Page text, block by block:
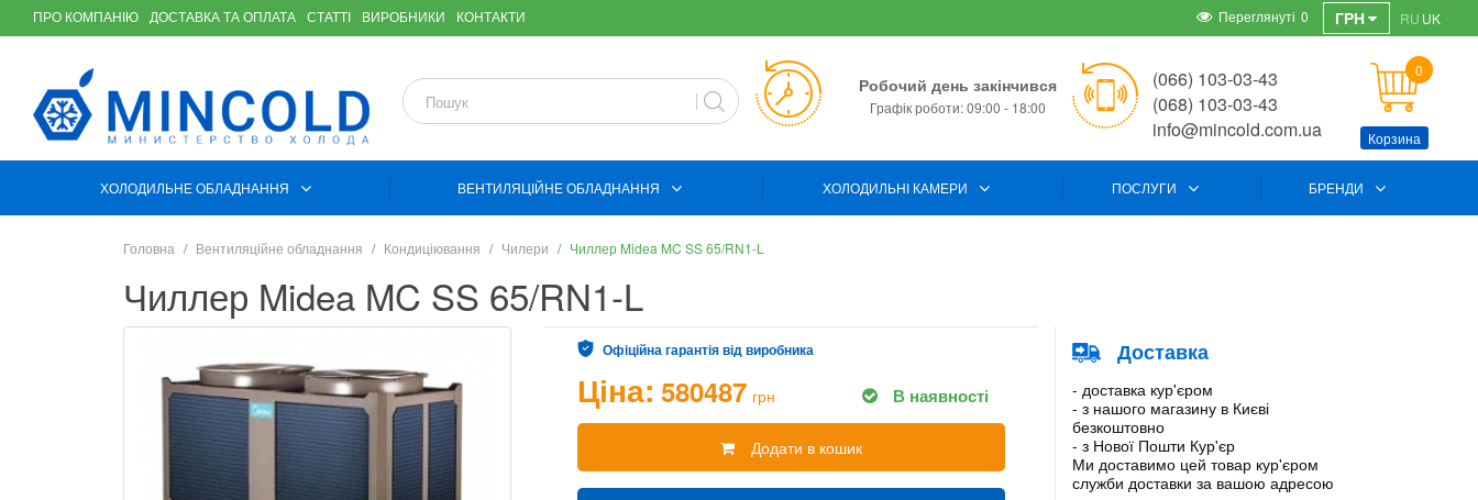
ПРО КОМПАНІЮ ДОСТАВКА ТА ОПЛАТА СТАТТІ ВИРОБНИКИ КОНТАКТИ ГРН RU UK
Переглянуті 0
Робочий день закінчився
Графік роботи: 09:00 - 18:00
(066) 103-03-43
(068) 103-03-43
info@mincold.com.ua
0
Корзина
ХОЛОДИЛЬНЕ ОБЛАДНАННЯ ВЕНТИЛЯЦІЙНЕ ОБЛАДНАННЯ ХОЛОДИЛЬНІ КАМЕРИ ПОСЛУГИ БРЕНДИ
Головна Вентиляційне обладнання Кондиціювання Чилери Чиллер Midea MC SS 65/RN1-L
Чиллер Midea MC SS 65/RN1-L
Офіційна гарантія від виробника
Ціна: 580487 грн В наявності
Додати в кошик
Доставка
- доставка кур'єром
- з нашого магазину в Києві
безкоштовно
- з Нової Пошти Кур'єр
Ми доставимо цей товар кур'єром
служби доставки за вашою адресою